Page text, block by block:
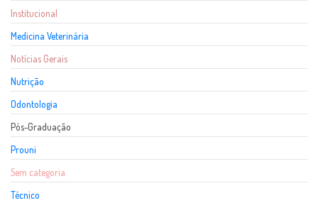
Institucional
Medicina Veterinária
Notícias Gerais
Nutrição
Odontologia
Pós-Graduação
Prouni
Sem categoria
Técnico